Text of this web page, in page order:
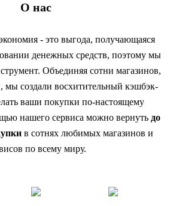
О нас
- это выгода, получающаяся
денежных средств, поэтому мы
Объединяя сотни магазинов,
мы создали восхитительный кэшбэк-
ваши покупки по-настоящему
нашего сервиса можно вернуть до
в сотнях любимых магазинов и
по всему миру.